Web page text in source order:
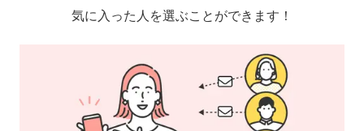
気に入った人を選ぶことができます！